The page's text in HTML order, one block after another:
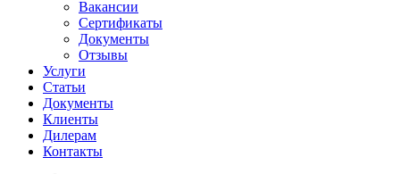
Вакансии
Сертификаты
Документы
Отзывы
Услуги
Статьи
Документы
Клиенты
Дилерам
Контакты